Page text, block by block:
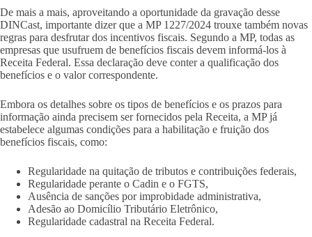
De mais a mais, aproveitando a oportunidade da gravação desse
DINCast, importante dizer que a MP 1227/2024 trouxe também novas
regras para desfrutar dos incentivos fiscais. Segundo a MP, todas as
empresas que usufruem de benefícios fiscais devem informá-los à
Receita Federal. Essa declaração deve conter a qualificação dos
benefícios e o valor correspondente.
Embora os detalhes sobre os tipos de benefícios e os prazos para
informação ainda precisem ser fornecidos pela Receita, a MP já
estabelece algumas condições para a habilitação e fruição dos
benefícios fiscais, como:
Regularidade na quitação de tributos e contribuições federais,
Regularidade perante o Cadin e o FGTS,
Ausência de sanções por improbidade administrativa,
Adesão ao Domicílio Tributário Eletrônico,
Regularidade cadastral na Receita Federal.